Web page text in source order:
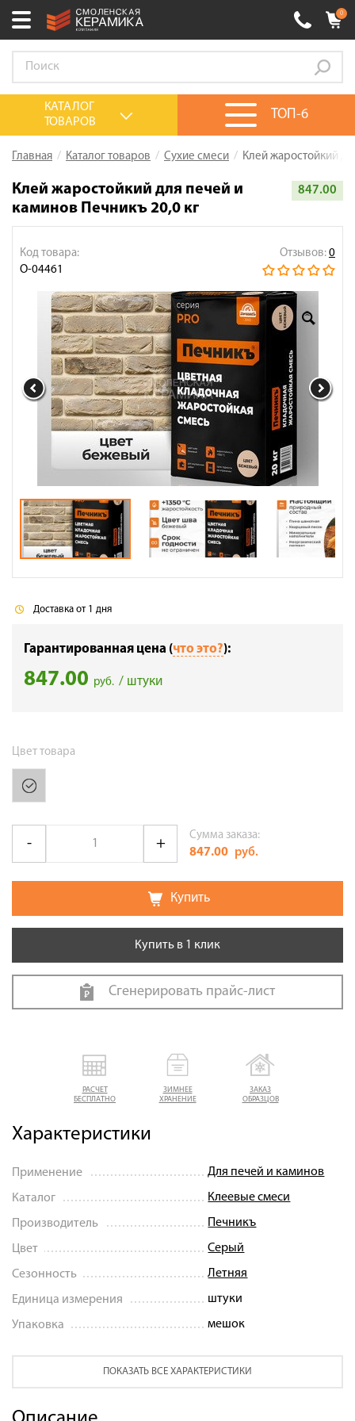
Выберите ваш город:
+7 (4812) 548-777
0 товаров на сумму0.00руб.
Акции
О компании
Сервис
Оплата
Доставка
Сотрудничество
Галерея объектов
Контакты
0
ТОП-6
КАТАЛОГ
ТОВАРОВ
Главная Каталог товаров Сухие смеси Клей жаростойкий
Клей жаростойкий для печей и
каминов Печникъ 20,0 кг
847.00
Отзывов: 0
Код товара:
О-04461
РАСЧЕТ
БЕСПЛАТНО
ЗИМНЕЕ
ХРАНЕНИЕ
ЗАКАЗ
ОБРАЗЦОВ
Характеристики
Применение Для печей и каминов
Каталог Клеевые смеси
Производитель Печникъ
Цвет Серый
Сезонность Летняя
Единица измерения штуки
Упаковка мешок
ПОКАЗАТЬ ВСЕ ХАРАКТЕРИСТИКИ
Доставка от 1 дня
Гарантированная цена (что это?):
847.00 руб. / штуки
Цвет товара
Сумма заказа:
847.00 руб.
Купить
Купить в 1 клик
Сгенерировать прайс-лист